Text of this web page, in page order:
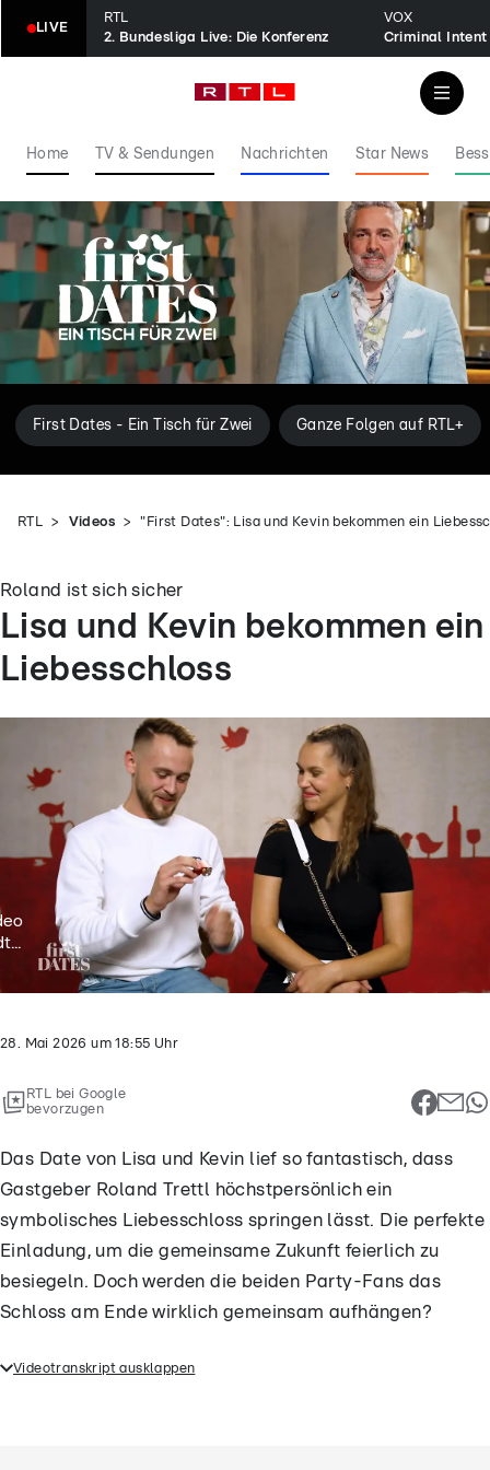
LIVE
RTL
2. Bundesliga Live: Die Konferenz
VOX
Home TV & Sendungen Nachrichten Star News
First Dates - Ein Tisch für Zwei Ganze Folgen auf RTL+
RTL Videos "First Dates": Lisa und Kevin bekommen ein
Roland ist sich sicher
Lisa und Kevin bekommen ein
Liebesschloss
28. Mai 2026 um 18:55 Uhr
RTL bei Google
bevorzugen
Das Date von Lisa und Kevin lief so fantastisch, dass
Gastgeber Roland Trettl höchstpersönlich ein
symbolisches Liebesschloss springen lässt. Die perfekte
Einladung, um die gemeinsame Zukunft feierlich zu
besiegeln. Doch werden die beiden Party-Fans das
Schloss am Ende wirklich gemeinsam aufhängen?
Das Date von Lisa und Kevin lief so fantastisch, dass
Videotranskript ausklappen